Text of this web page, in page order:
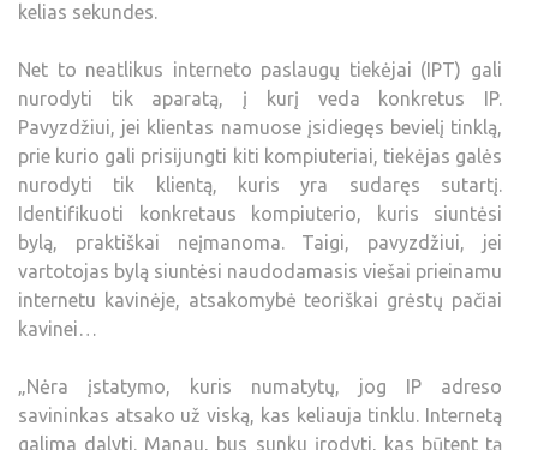
kelias sekundes.
Net to neatlikus interneto paslaugų tiekėjai (IPT) gali
nurodyti tik aparatą, į kurį veda konkretus IP.
Pavyzdžiui, jei klientas namuose įsidiegęs bevielį tinklą,
prie kurio gali prisijungti kiti kompiuteriai, tiekėjas galės
nurodyti tik klientą, kuris yra sudaręs sutartį.
Identifikuoti konkretaus kompiuterio, kuris siuntėsi
bylą, praktiškai neįmanoma. Taigi, pavyzdžiui, jei
vartotojas bylą siuntėsi naudodamasis viešai prieinamu
internetu kavinėje, atsakomybė teoriškai grėstų pačiai
kavinei…
„Nėra įstatymo, kuris numatytų, jog IP adreso
savininkas atsako už viską, kas keliauja tinklu. Internetą
galima dalyti. Manau, bus sunku įrodyti, kas būtent tą